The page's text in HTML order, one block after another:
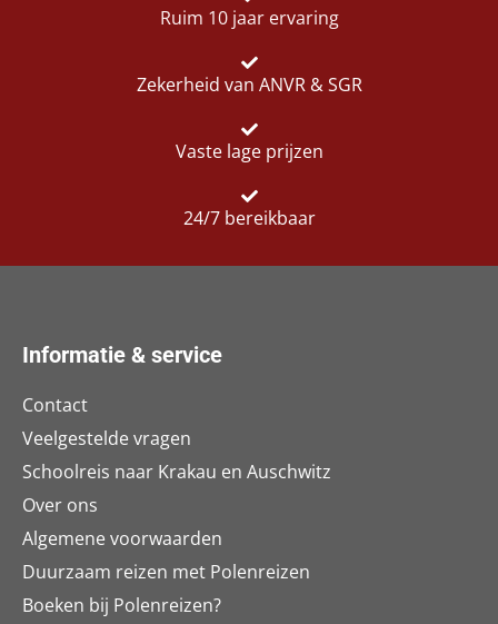
Ruim 10 jaar ervaring
Zekerheid van ANVR & SGR
Vaste lage prijzen
24/7 bereikbaar
Informatie & service
Contact
Veelgestelde vragen
Schoolreis naar Krakau en Auschwitz
Over ons
Algemene voorwaarden
Duurzaam reizen met Polenreizen
Boeken bij Polenreizen?